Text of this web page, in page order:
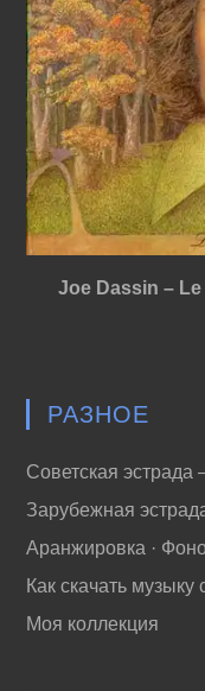
Joe Dassin –
РАЗНОЕ
Советская эстрада
Зарубежная
Аранжировка ·
Как скачать
Моя коллекция